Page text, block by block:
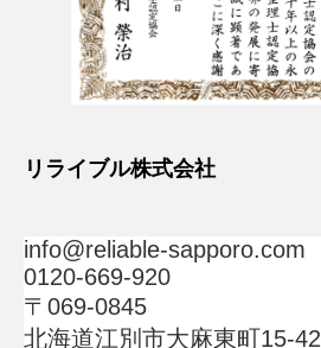
リライブル株式会社
info@reliable-sapporo.com
0120-669-920
〒069-0845
北海道江別市大麻東町15-42